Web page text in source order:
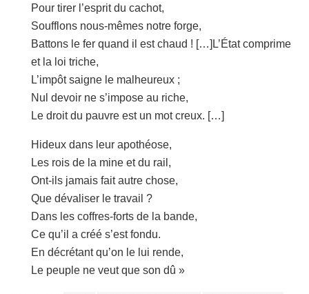
Pour tirer l’esprit du cachot,
Soufflons nous-mêmes notre forge,
Battons le fer quand il est chaud ! […]L’État comprime
et la loi triche,
L’impôt saigne le malheureux ;
Nul devoir ne s’impose au riche,
Le droit du pauvre est un mot creux. […]
Hideux dans leur apothéose,
Les rois de la mine et du rail,
Ont-ils jamais fait autre chose,
Que dévaliser le travail ?
Dans les coffres-forts de la bande,
Ce qu’il a créé s’est fondu.
En décrétant qu’on le lui rende,
Le peuple ne veut que son dû »